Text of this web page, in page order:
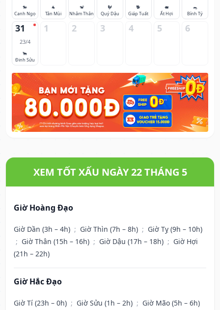
🐎
Canh Ngọ
🐐
Tân Mùi
🐒
Nhâm Thân
🐓
Quý Dậu
🐕
Giáp Tuất
🐖
Ất Hợi
🐀
Bính Tý
31
23/4
🐂
Đinh Sửu
1 2 3 4 5 6
XEM TỐT XẤU NGÀY 22 THÁNG 5
Giờ Hoàng Đạo
Giờ Dần (3h – 4h) ; Giờ Thìn (7h – 8h) ; Giờ Tỵ (9h – 10h)
; Giờ Thân (15h – 16h) ; Giờ Dậu (17h – 18h) ; Giờ Hợi
(21h – 22h)
Giờ Hắc Đạo
Giờ Tí (23h – 0h) ; Giờ Sửu (1h – 2h) ; Giờ Mão (5h – 6h)